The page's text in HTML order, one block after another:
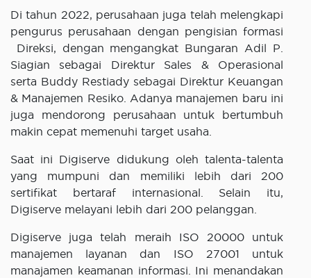
Di tahun 2022, perusahaan juga telah melengkapi
pengurus perusahaan dengan pengisian formasi
Direksi, dengan mengangkat Bungaran Adil P.
Siagian sebagai Direktur Sales & Operasional
serta Buddy Restiady sebagai Direktur Keuangan
& Manajemen Resiko. Adanya manajemen baru ini
juga mendorong perusahaan untuk bertumbuh
makin cepat memenuhi target usaha.
Saat ini Digiserve didukung oleh talenta-talenta
yang mumpuni dan memiliki lebih dari 200
sertifikat bertaraf internasional. Selain itu,
Digiserve melayani lebih dari 200 pelanggan.
Digiserve juga telah meraih ISO 20000 untuk
manajemen layanan dan ISO 27001 untuk
manajamen keamanan informasi. Ini menandakan